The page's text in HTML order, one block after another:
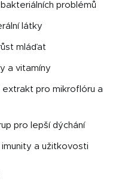
problémů
látky
mláďat
a vitamíny
extrakt pro mikroflóru a
pro lepší dýchání
imunity a užitkovosti